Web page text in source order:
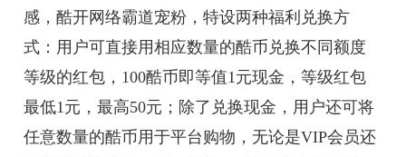
感，酷开网络霸道宠粉，特设两种福利兑换方
式：用户可直接用相应数量的酷币兑换不同额度
等级的红包，100酷币即等值1元现金，等级红包
最低1元，最高50元；除了兑换现金，用户还可将
任意数量的酷币用于平台购物，无论是VIP会员还